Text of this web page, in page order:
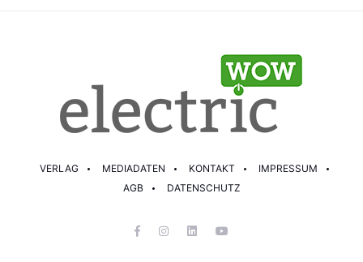
VERLAG MEDIADATEN KONTAKT
IMPRESSUM
AGB
DATENSCHUTZ